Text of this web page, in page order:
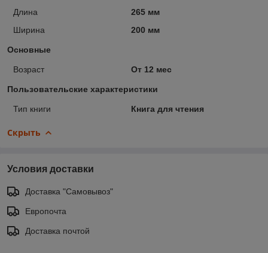
Длина
265 мм
Ширина
200 мм
Основные
Возраст От 12 мес
Пользовательские характеристики
Тип книги Книга для чтения
Скрыть
Условия доставки
Доставка "Самовывоз"
Европочта
Доставка почтой